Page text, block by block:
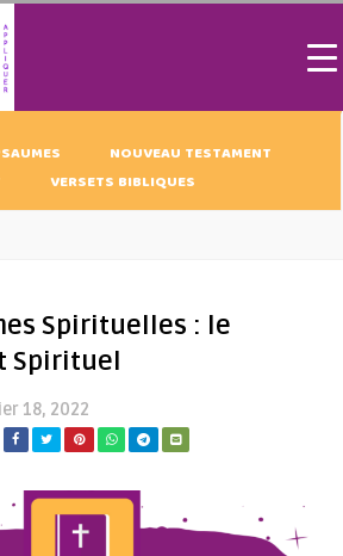
NOUVEAU TESTAMENT
VERSETS BIBLIQUES
Spirituelles : le
Spirituel
18, 2022